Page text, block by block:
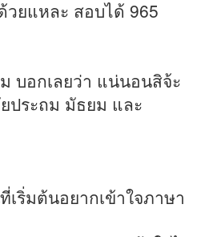
ยแหละ สอบได้ 965
บอกเลยว่า แน่นอนสิจ้ะ
ประถม มัธยม และ
ริ่มต้นอยากเข้าใจภาษา